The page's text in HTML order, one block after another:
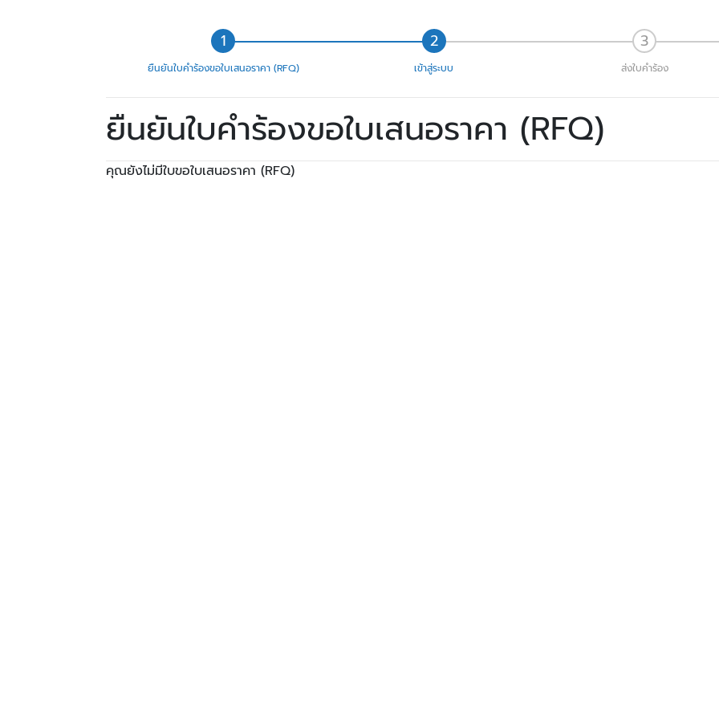
ยืนยันใบคำร้องขอใบเสนอราคา (RFQ) เข้าสู่ระบบ ส่งใบคำร้อง
ยืนยันใบคำร้องขอใบเสนอราคา (RFQ)
คุณยังไม่มีใบขอใบเสนอราคา (RFQ)